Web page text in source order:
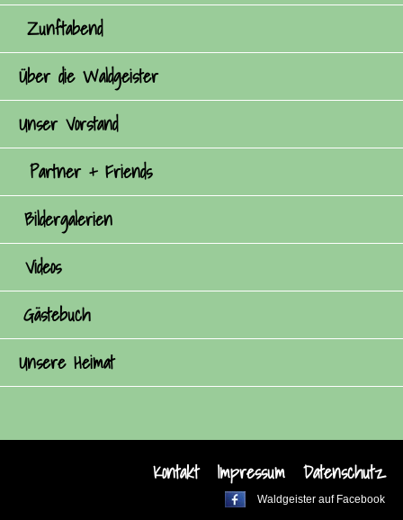
Zunftabend
Über die Waldgeister
Unser Vorstand
Partner + Friends
Bildergalerien
Videos
Gästebuch
Unsere Heimat
Kontakt Impressum Datenschutz
Waldgeister auf Facebook